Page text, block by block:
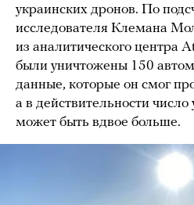
украинских дронов. По
исследователя Клемана
из аналитического центра
были уничтожены 150
данные, которые он смог
а в действительности
может быть вдвое больше.